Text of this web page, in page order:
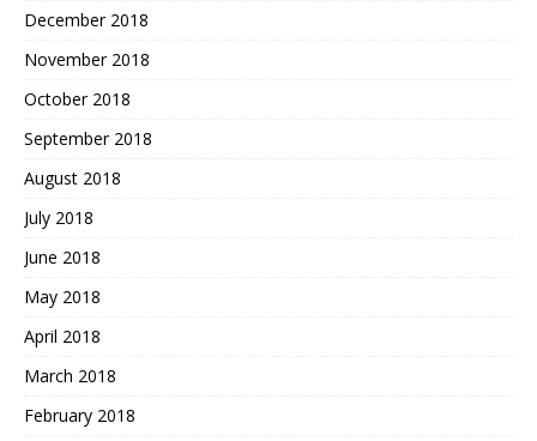
December 2018
November 2018
October 2018
September 2018
August 2018
July 2018
June 2018
May 2018
April 2018
March 2018
February 2018